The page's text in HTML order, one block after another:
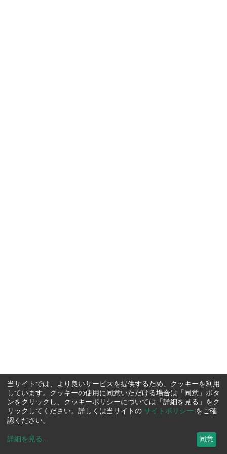
当サイトでは、より良いサービスを提供するため、クッキーを利用
しています。クッキーの使用に同意いただける場合は「同意」ボタ
ンをクリックし、クッキーポリシーについては「詳細を見る」をク
リックしてください。詳しくは当サイトの サイトポリシー をご確
認ください。
詳細を見る ... 同意